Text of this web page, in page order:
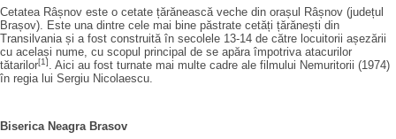
Cetatea Râșnov este o cetate țărănească veche din orașul Râșnov (județul
Brașov). Este una dintre cele mai bine păstrate cetăți țărănești din
Transilvania și a fost construită în secolele 13-14 de către locuitorii așezării
cu același nume, cu scopul principal de se apăra împotriva atacurilor
tătarilor[1]. Aici au fost turnate mai multe cadre ale filmului Nemuritorii (1974)
în regia lui Sergiu Nicolaescu.
Biserica Neagra Brasov